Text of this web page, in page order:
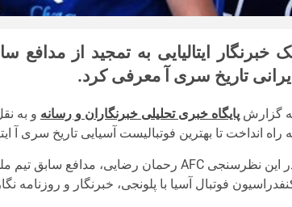
خبرنگار ایتالیایی به تمجید از
تاریخ سری آ معرفی کرد.
گزارش پایگاه خبری تحلیلی خبرنگاران و رسانه و به
راه انداخت تا بهترین فوتبالیست آسیایی تاریخ سری آ
فوتبال آسیا با پلونجی، خبرنگار و روزنامه